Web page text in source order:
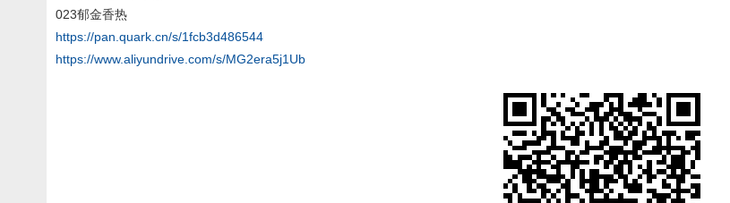
023郁金香热
https://pan.quark.cn/s/1fcb3d486544
https://www.aliyundrive.com/s/MG2era5j1Ub